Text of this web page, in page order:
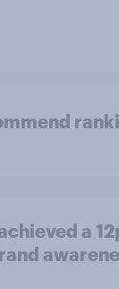
a